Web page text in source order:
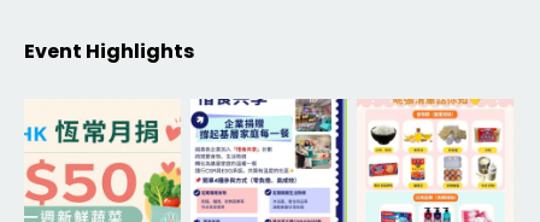
Event Highlights